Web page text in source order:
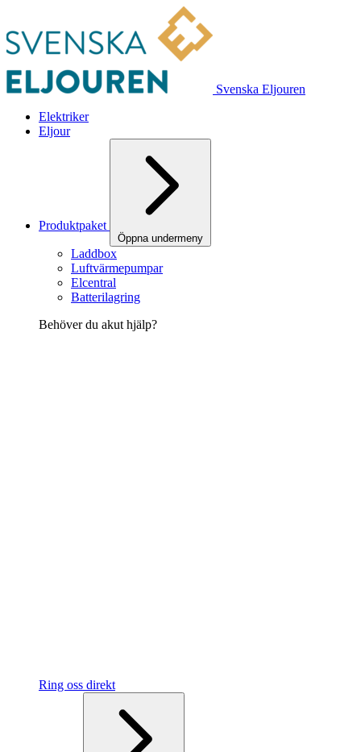
Svenska Eljouren
Elektriker
Eljour
Produktpaket
Öppna undermeny
Laddbox
Luftvärmepumpar
Elcentral
Batterilagring
Behöver du akut hjälp?
Ring oss direkt